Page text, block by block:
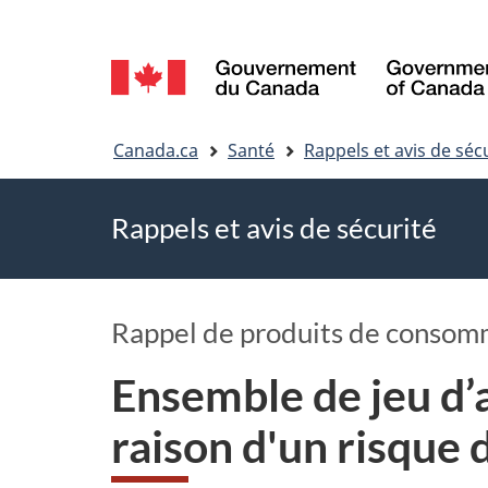
Sélection
de
la
Canada.ca Santé Rappels et avis de
Rappels et avis de sécurité
Rappel de produits de
Ensemble de jeu
raison d'un risque